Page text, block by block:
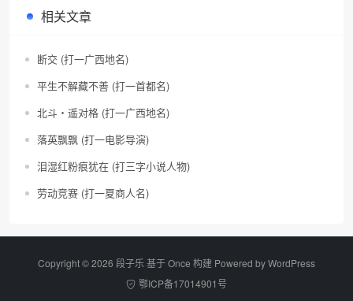
相关文章
断交 (打一广西地名)
平生不解藏不善 (打一首都名)
北斗・遥对格 (打一广西地名)
落英飘飘 (打一电影导演)
泪湿红粉痕犹在 (打三字小说人物)
劳动竞赛 (打一夏商人名)
Copyright © 2026 段子乐 基于 Once 构建 Powered byWordPress
鄂ICP备17014901号